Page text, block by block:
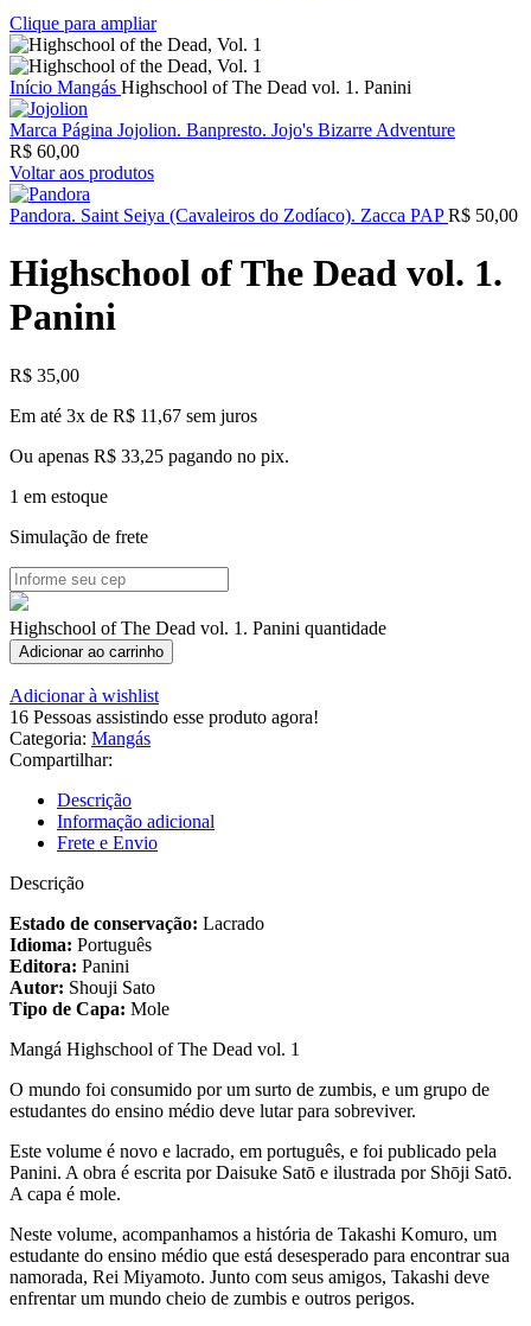
Clique para ampliar
Início Mangás Highschool of The Dead vol. 1. Panini
Marca Página Jojolion. Banpresto. Jojo's Bizarre Adventure
R$ 60,00
Voltar aos produtos
Pandora. Saint Seiya (Cavaleiros do Zodíaco). Zacca PAPR$ 50,00
Highschool of The Dead vol. 1.
Panini
R$ 35,00
Em até 3x de R$ 11,67 sem juros
Ou apenas R$ 33,25 pagando no pix.
1 em estoque
Simulação de frete
Highschool of The Dead vol. 1. Panini quantidade
Adicionar ao carrinho
Adicionar à wishlist
16 Pessoas assistindo esse produto agora!
Categoria: Mangás
Compartilhar:
Descrição
Informação adicional
Frete e Envio
Descrição
Estado de conservação: Lacrado
Idioma: Português
Editora: Panini
Autor: Shouji Sato
Tipo de Capa: Mole
Mangá Highschool of The Dead vol. 1
O mundo foi consumido por um surto de zumbis, e um grupo de
estudantes do ensino médio deve lutar para sobreviver.
Este volume é novo e lacrado, em português, e foi publicado pela
Panini. A obra é escrita por Daisuke Satō e ilustrada por Shōji Satō.
A capa é mole.
Neste volume, acompanhamos a história de Takashi Komuro, um
estudante do ensino médio que está desesperado para encontrar sua
namorada, Rei Miyamoto. Junto com seus amigos, Takashi deve
enfrentar um mundo cheio de zumbis e outros perigos.